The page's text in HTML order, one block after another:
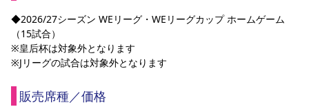
◆2026/27シーズン WEリーグ・WEリーグカップ ホームゲーム
（15試合）
※皇后杯は対象外となります
※Jリーグの試合は対象外となります
販売席種／価格